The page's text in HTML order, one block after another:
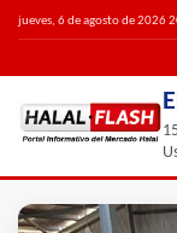
jueves, 6 de agosto de 2026